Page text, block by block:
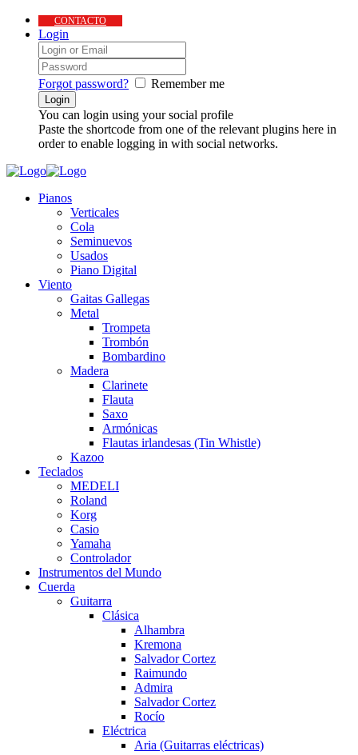
CONTACTO
Login
Forgot password? Remember me
You can login using your social profile
Paste the shortcode from one of the relevant plugins here in
order to enable logging in with social networks.
Pianos
Verticales
Cola
Seminuevos
Usados
Piano Digital
Viento
Gaitas Gallegas
Metal
Trompeta
Trombón
Bombardino
Madera
Clarinete
Flauta
Saxo
Armónicas
Flautas irlandesas (Tin Whistle)
Kazoo
Teclados
MEDELI
Roland
Korg
Casio
Yamaha
Controlador
Instrumentos del Mundo
Cuerda
Guitarra
Clásica
Alhambra
Kremona
Salvador Cortez
Raimundo
Admira
Salvador Cortez
Rocío
Eléctrica
Aria (Guitarras eléctricas)